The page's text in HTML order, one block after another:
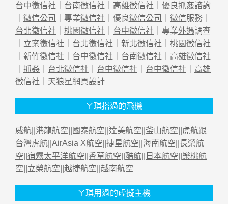
台中徵信社 ｜ 台南徵信社 ｜ 高雄徵信社 ｜優良抓姦諮詢
｜ 徵信公司 ｜專業徵信社 ｜優良徵信公司 ｜ 徵信服務｜
台北徵信社 ｜ 桃園徵信社 ｜ 台中徵信社 ｜專業外遇調查
｜立案徵信社 ｜ 台北徵信社 ｜ 新北徵信社 ｜ 桃園徵信社
｜ 新竹徵信社 ｜ 台中徵信社 ｜ 台南徵信社 ｜ 高雄徵信社
｜ 抓姦 ｜ 台北徵信社 ｜ 台中徵信社 ｜ 台中徵信社 ｜ 高雄
徵信社 ｜天狼星網頁設計
ㄚ琪搭過的飛機
威航|| 港龍航空 國泰航空 達美航空 釜山航空
虎航跟
台灣虎航 AirAsia X航空 捷星航空 海南航空 長榮航
空 宿霧太平洋航空 香草航空 酷航 日本航空 樂桃航
空 立榮航空 越捷航空 越南航空
ㄚ琪用過的虛擬主機